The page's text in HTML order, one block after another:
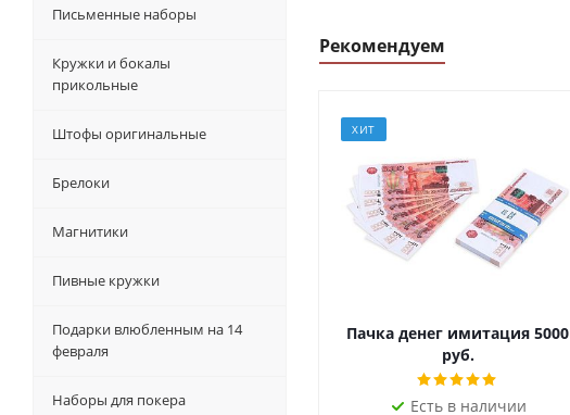
Рекомендуем
ХИТ
Пачка денег имитация 5000
руб.
Есть в наличии
Письменные наборы
Кружки и бокалы
прикольные
Штофы оригинальные
Брелоки
Магнитики
Пивные кружки
Подарки влюбленным на 14
февраля
Наборы для покера